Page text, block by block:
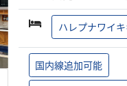
ハレプナワイ
国内線追加可能